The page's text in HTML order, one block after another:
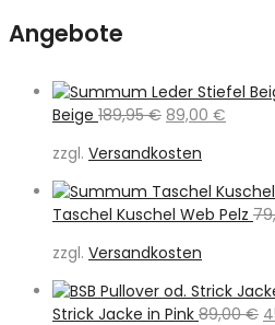
Angebote
Beige 189,95€ Ursprünglicher
war:
189,95 €
89,00 €
zzgl. Versandkosten
Taschel Kuschel Web Pelz
zzgl. Versandkosten
Strick Jacke in Pink 89,00€